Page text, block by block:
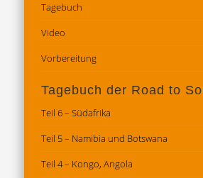
Tagebuch
Video
Vorbereitung
Tagebuch der Road to
Teil 6 – Südafrika
Teil 5 – Namibia und Botswana
Teil 4 – Kongo, Angola